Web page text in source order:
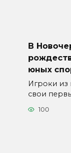
В
юных
Игроки из
свои
100